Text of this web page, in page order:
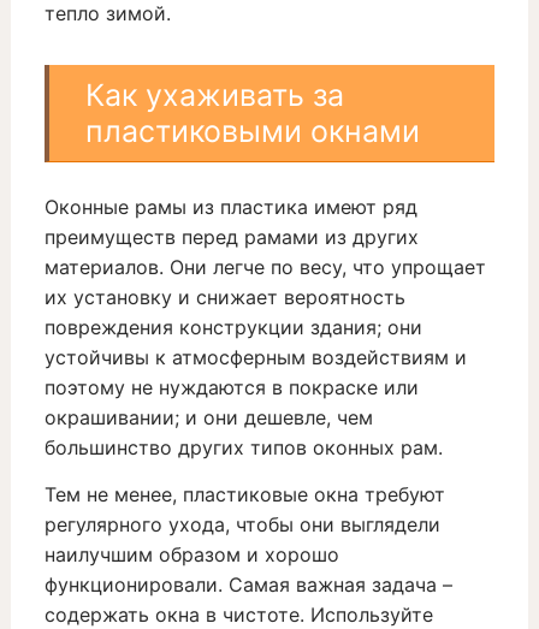
тепло зимой.
Как ухаживать за
пластиковыми окнами
Оконные рамы из пластика имеют ряд
преимуществ перед рамами из других
материалов. Они легче по весу, что упрощает
их установку и снижает вероятность
повреждения конструкции здания; они
устойчивы к атмосферным воздействиям и
поэтому не нуждаются в покраске или
окрашивании; и они дешевле, чем
большинство других типов оконных рам.
Тем не менее, пластиковые окна требуют
регулярного ухода, чтобы они выглядели
наилучшим образом и хорошо
функционировали. Самая важная задача –
содержать окна в чистоте. Используйте